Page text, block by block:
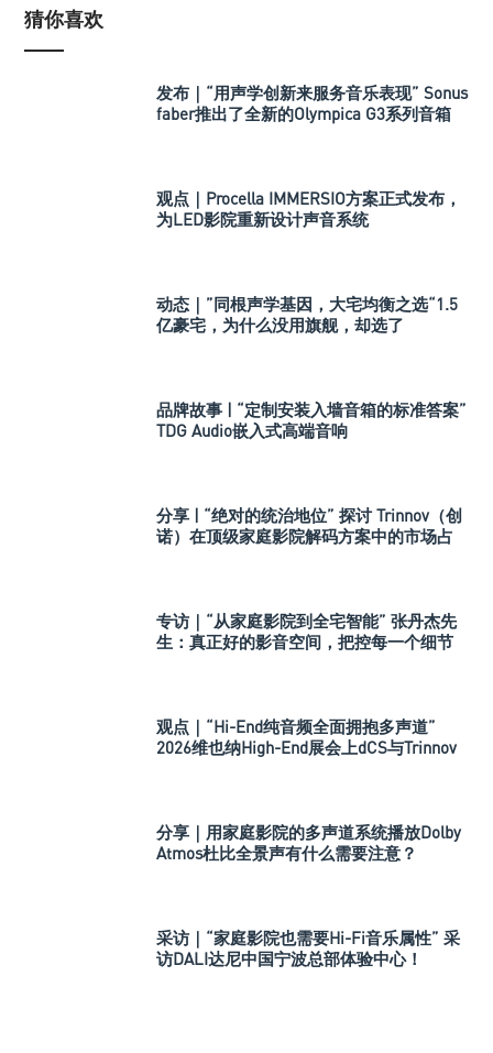
猜你喜欢
发布｜“用声学创新来服务音乐表现” Sonus
faber推出了全新的Olympica G3系列音箱
观点｜Procella IMMERSIO方案正式发布，
为LED影院重新设计声音系统
动态｜”同根声学基因，大宅均衡之选“1.5
亿豪宅，为什么没用旗舰，却选了
品牌故事 | “定制安装入墙音箱的标准答案”
TDG Audio嵌入式高端音响
分享 | “绝对的统治地位” 探讨 Trinnov（创
诺）在顶级家庭影院解码方案中的市场占
专访｜“从家庭影院到全宅智能” 张丹杰先
生：真正好的影音空间，把控每一个细节
观点｜“Hi-End纯音频全面拥抱多声道”
2026维也纳High-End展会上dCS与Trinnov
分享｜用家庭影院的多声道系统播放Dolby
Atmos杜比全景声有什么需要注意？
采访｜“家庭影院也需要Hi-Fi音乐属性” 采
访DALI达尼中国宁波总部体验中心！